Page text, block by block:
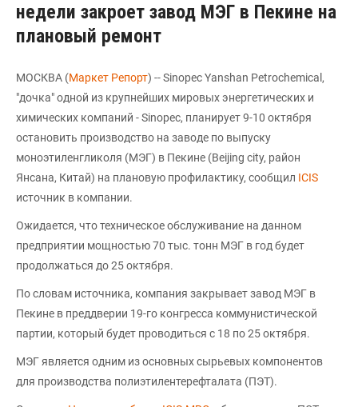
недели закроет завод МЭГ в Пекине на
плановый ремонт
МОСКВА (Маркет Репорт) -- Sinopec Yanshan Petrochemical,
"дочка" одной из крупнейших мировых энергетических и
химических компаний - Sinopec, планирует 9-10 октября
остановить производство на заводе по выпуску
моноэтиленгликоля (МЭГ) в Пекине (Beijing city, район
Янсана, Китай) на плановую профилактику, сообщил ICIS
источник в компании.
Ожидается, что техническое обслуживание на данном
предприятии мощностью 70 тыс. тонн МЭГ в год будет
продолжаться до 25 октября.
По словам источника, компания закрывает завод МЭГ в
Пекине в преддверии 19-го конгресса коммунистической
партии, который будет проводиться с 18 по 25 октября.
МЭГ является одним из основных сырьевых компонентов
для производства полиэтилентерефталата (ПЭТ).